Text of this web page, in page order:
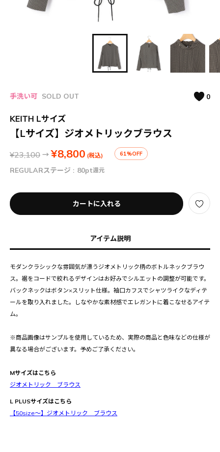
手洗い可 SOLD OUT 0
KEITH Lサイズ
【Lサイズ】ジオメトリックブラウス
¥23,100 → ¥8,800 (税込) 61%OFF
REGULARステージ : 80pt還元
カートに入れる
アイテム説明
モダンクラシックな雰囲気が漂うジオメトリック柄のボトルネックブラウ
ス。裾をコードで絞れるデザインはお好みでシルエットの調整が可能です。
バックネックはボタン×スリット仕様。袖口カフスでシャツライクなディテ
ールを取り入れました。しなやかな素材感でエレガントに着こなせるアイテ
ム。
※商品画像はサンプルを使用しているため、実際の商品と色味などの仕様が
異なる場合がございます。予めご了承ください。
Mサイズはこちら
ジオメトリック ブラウス
L PLUSサイズはこちら
【50size～】ジオメトリック ブラウス